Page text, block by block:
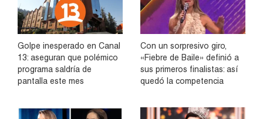
Golpe inesperado en Canal
13: aseguran que polémico
programa saldría de
pantalla este mes
Con un sorpresivo giro,
«Fiebre de Baile» definió a
sus primeros finalistas: así
quedó la competencia